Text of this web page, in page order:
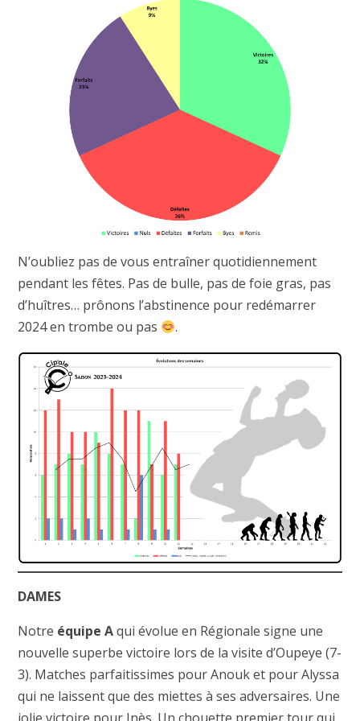
N’oubliez pas de vous entraîner quotidiennement
pendant les fêtes. Pas de bulle, pas de foie gras, pas
d’huîtres… prônons l’abstinence pour redémarrer
2024 en trombe ou pas
.
DAMES
Notre équipe Aqui évolue en Régionale signe une
nouvelle superbe victoire lors de la visite d’Oupeye (7-
3). Matches parfaitissimes pour Anouk et pour Alyssa
qui ne laissent que des miettes à ses adversaires. Une